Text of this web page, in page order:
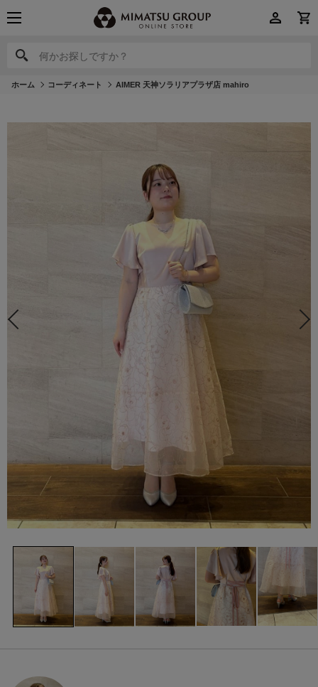
何かお探しですか？
何かお探しですか？
ホーム コーディネート AIMER 天神ソラリアプラザ店 mahiro